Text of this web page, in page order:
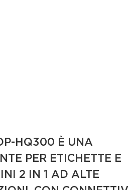
HQ300 È UNA
PER ETICHETTE E
2 IN 1 AD ALTE